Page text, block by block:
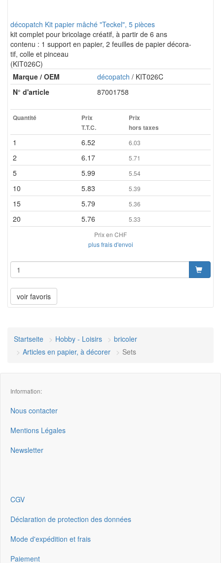
décopatch Kit papier mâché "Teckel", 5 pièces
kit complet pour bricolage créatif, à partir de 6 ans
contenu : 1 support en papier, 2 feuilles de papier décora-
tif, colle et pinceau
(KIT026C)
Marque / OEM
décopatch / KIT026C
N° d'article
87001758
Quantité
Prix
T.T.C.
Prix
hors taxes
1 6.52 6.03
2 6.17 5.71
5 5.99 5.54
10 5.83 5.39
15 5.79 5.36
20 5.76
5.33
Prix en CHF
plus frais d'envoi
voir favoris
Startseite Hobby - Loisirs
bricoler
Articles en papier, à décorer
Sets
Information:
Nous contacter
Mentions Légales
Newsletter
CGV
Déclaration de protection des données
Mode d'expédition et frais
Paiement